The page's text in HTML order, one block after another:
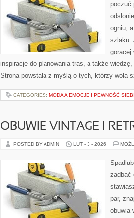
poczuć
ogniu,
szlaku.
gorącej
inspiracje do planowania tras, a także
Strona powstała z myślą o tych, którzy wolą
CATEGORIES: MODA A EMOCJE I PEWNOŚĆ
OBUWIE VINTAGE I
POSTED BY ADMIN LUT - 3 - 2026
zadbać
par,
obuwia